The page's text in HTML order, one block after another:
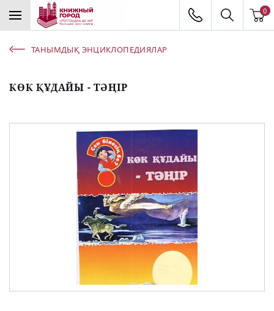
0
ТАНЫМДЫҚ ЭНЦИКЛОПЕДИЯЛАР
КӨК ҚҰДАЙЫ - ТӘҢІР